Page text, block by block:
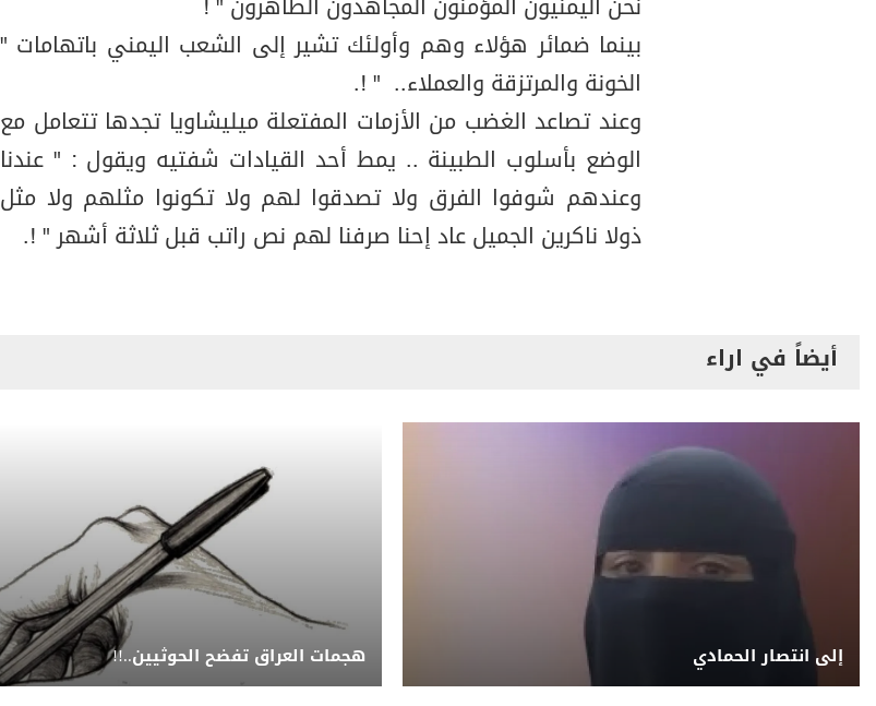
نحن اليمنيون المؤمنون المجاهدون الطاهرون " !
بينما ضمائر هؤلاء وهم وأولئك تشير إلى الشعب اليمني باتهامات "
الخونة والمرتزقة والعملاء.. " !.
وعند تصاعد الغضب من الأزمات المفتعلة ميليشاويا تجدها تتعامل مع
الوضع بأسلوب الطبينة .. يمط أحد القيادات شفتيه ويقول : " عندنا
وعندهم شوفوا الفرق ولا تصدقوا لهم ولا تكونوا مثلهم ولا مثل
ذولا ناكرين الجميل عاد إحنا صرفنا لهم نص راتب قبل ثلاثة أشهر " !.
أيضاً في اراء
إلى انتصار الحمادي هجمات العراق تفضح الحوثيين..!!